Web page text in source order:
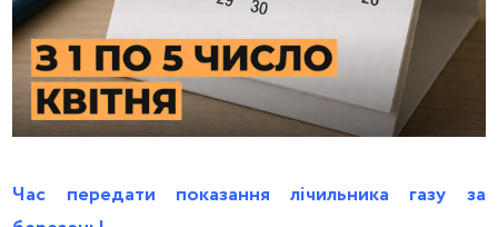
Час передати показання лічильника газу за